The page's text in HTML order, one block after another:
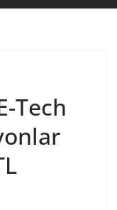
Tech